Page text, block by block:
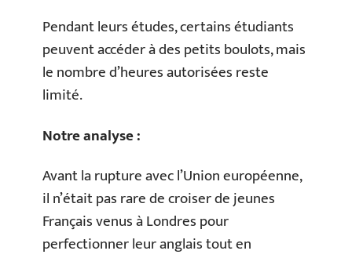
Pendant leurs études, certains étudiants
peuvent accéder à des petits boulots, mais
le nombre d’heures autorisées reste
limité.
Notre analyse :
Avant la rupture avec l’Union européenne,
il n’était pas rare de croiser de jeunes
Français venus à Londres pour
perfectionner leur anglais tout en